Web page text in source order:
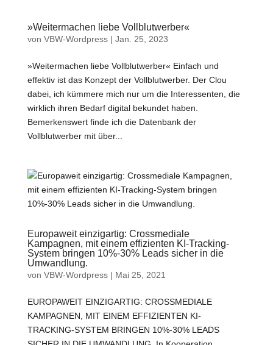
»Weitermachen liebe Vollblutwerber«
von VBW-Wordpress| Jan. 25, 2023
»Weitermachen liebe Vollblutwerber« Einfach und
effektiv ist das Konzept der Vollblutwerber. Der Clou
dabei, ich kümmere mich nur um die Interessenten, die
wirklich ihren Bedarf digital bekundet haben.
Bemerkenswert finde ich die Datenbank der
Vollblutwerber mit über...
Europaweit einzigartig: Crossmediale
Kampagnen, mit einem effizienten KI-Tracking-
System bringen 10%-30% Leads sicher in die
Umwandlung.
von VBW-Wordpress| Mai 25, 2021
EUROPAWEIT EINZIGARTIG: CROSSMEDIALE
KAMPAGNEN, MIT EINEM EFFIZIENTEN KI-
TRACKING-SYSTEM BRINGEN 10%-30% LEADS